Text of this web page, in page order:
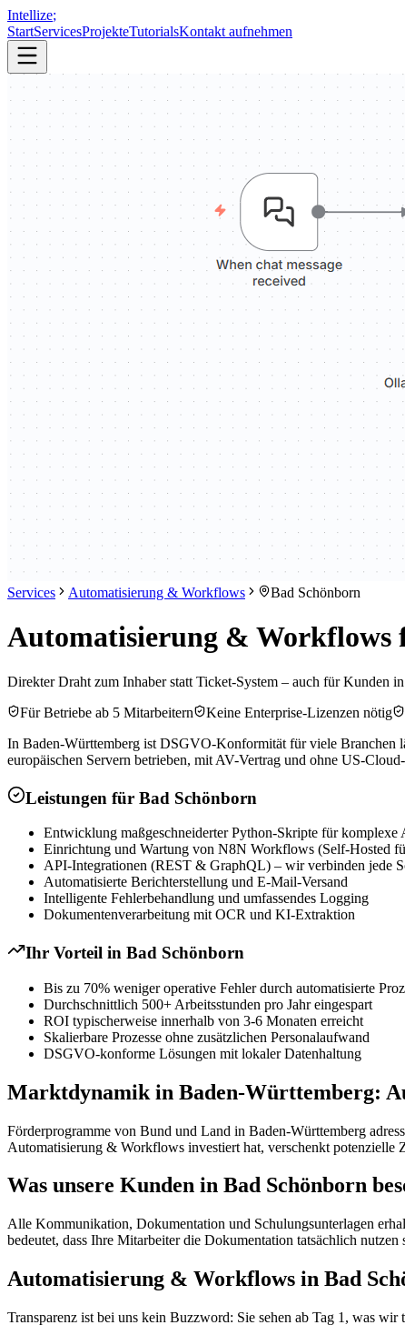
Intellize;
StartServicesProjekteTutorialsKontakt aufnehmen
Services Automatisierung & Workflows Bad Schönborn
Automatisierung & Workflows
Direkter Draht zum Inhaber statt Ticket-System – auch für Kunden
Für Betriebe ab 5 Mitarbeitern
Keine Enterprise-Lizenzen nötig
In Baden-Württemberg ist DSGVO-Konformität für viele Branchen
europäischen Servern betrieben, mit AV-Vertrag und ohne US-
Leistungen für Bad Schönborn
Entwicklung maßgeschneiderter Python-Skripte für komplexe
Einrichtung und Wartung von N8N Workflows (Self-Hosted
API-Integrationen (REST & GraphQL) – wir verbinden jede
Automatisierte Berichterstellung und E-Mail-Versand
Intelligente Fehlerbehandlung und umfassendes Logging
Dokumentenverarbeitung mit OCR und KI-Extraktion
Ihr Vorteil in Bad Schönborn
Bis zu 70% weniger operative Fehler durch automatisierte
Durchschnittlich 500+ Arbeitsstunden pro Jahr eingespart
ROI typischerweise innerhalb von 3-6 Monaten erreicht
Skalierbare Prozesse ohne zusätzlichen Personalaufwand
DSGVO-konforme Lösungen mit lokaler Datenhaltung
Marktdynamik in Baden-Württemberg:
Förderprogramme von Bund und Land in Baden-Württemberg
Automatisierung & Workflows investiert hat, verschenkt potenzielle
Was unsere Kunden in Bad Schönborn
Alle Kommunikation, Dokumentation und Schulungsunterlagen
bedeutet, dass Ihre Mitarbeiter die Dokumentation tatsächlich
Automatisierung & Workflows in Bad
Transparenz ist bei uns kein Buzzword: Sie sehen ab Tag 1, was